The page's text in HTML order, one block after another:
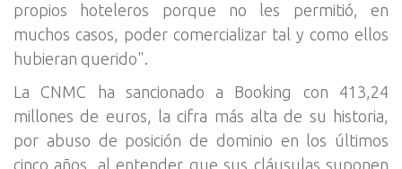
propios hoteleros porque no les permitió, en
muchos casos, poder comercializar tal y como ellos
hubieran querido".
La CNMC ha sancionado a Booking con 413,24
millones de euros, la cifra más alta de su historia,
por abuso de posición de dominio en los últimos
cinco años, al entender que sus cláusulas suponen